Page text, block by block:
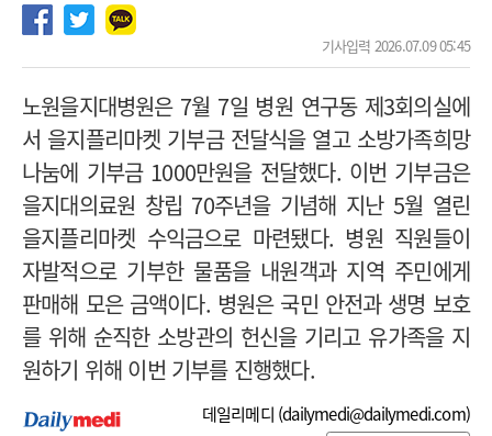
기사입력 2026.07.09 05:45
노원을지대병원은 7월 7일 병원 연구동 제3회의실에
서 을지플리마켓 기부금 전달식을 열고 소방가족희망
나눔에 기부금 1000만원을 전달했다. 이번 기부금은
을지대의료원 창립 70주년을 기념해 지난 5월 열린
을지플리마켓 수익금으로 마련됐다. 병원 직원들이
자발적으로 기부한 물품을 내원객과 지역 주민에게
판매해 모은 금액이다. 병원은 국민 안전과 생명 보호
를 위해 순직한 소방관의 헌신을 기리고 유가족을 지
원하기 위해 이번 기부를 진행했다.
데일리메디 (dailymedi@dailymedi.com)